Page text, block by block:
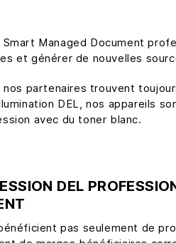
Managed Document
et générer de nouvelles
partenaires trouvent
DEL, nos appareils
avec du toner blanc.
DEL
pas seulement de